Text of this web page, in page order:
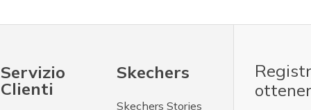
Servizio
Clienti
Skechers
Skechers Stories